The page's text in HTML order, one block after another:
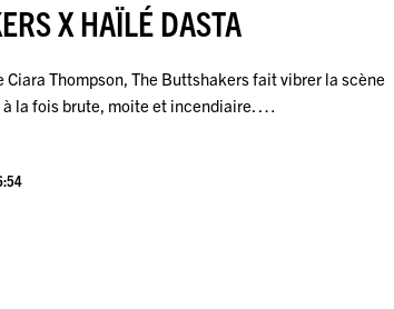
X HAÏLÉ DASTA
Thompson, The Buttshakers fait vibrer la scène
à la fois brute, moite et incendiaire. …